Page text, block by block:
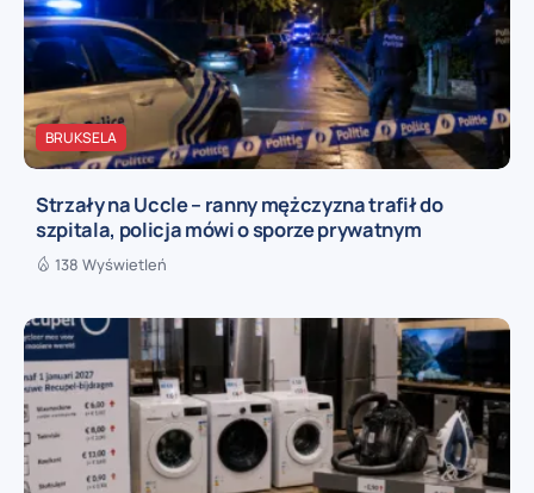
BRUKSELA
Strzały na Uccle – ranny mężczyzna trafił do
szpitala, policja mówi o sporze prywatnym
138 Wyświetleń